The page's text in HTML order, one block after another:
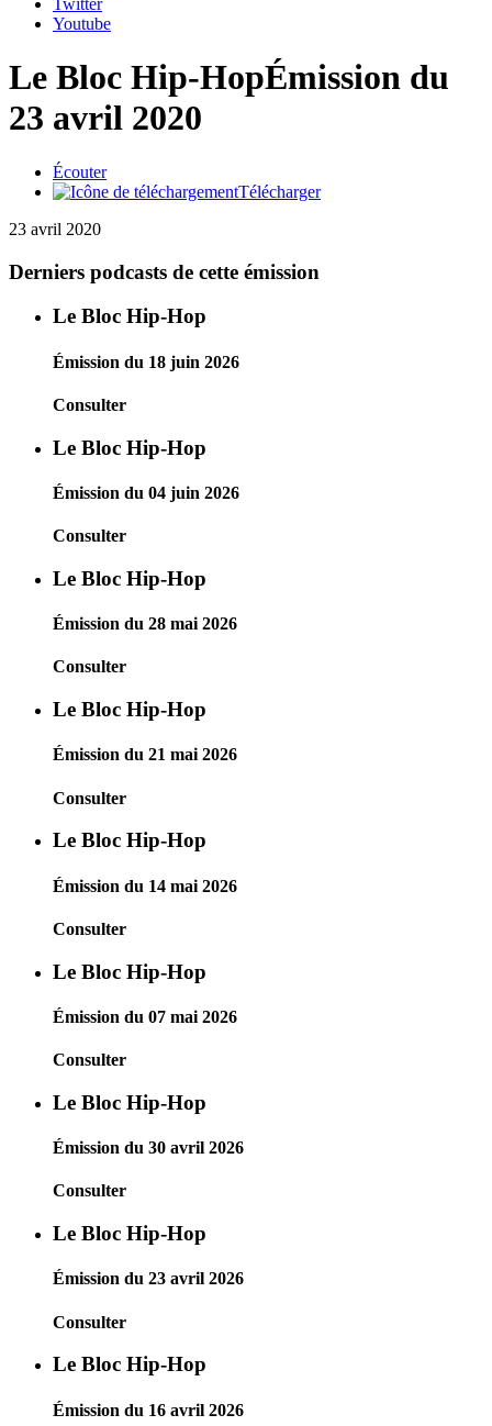
Twitter
Youtube
Le Bloc Hip-HopÉmission du
23 avril 2020
Écouter
Télécharger
23 avril 2020
Derniers podcasts de cette émission
Le Bloc Hip-Hop
Émission du 18 juin 2026
Consulter
Le Bloc Hip-Hop
Émission du 04 juin 2026
Consulter
Le Bloc Hip-Hop
Émission du 28 mai 2026
Consulter
Le Bloc Hip-Hop
Émission du 21 mai 2026
Consulter
Le Bloc Hip-Hop
Émission du 14 mai 2026
Consulter
Le Bloc Hip-Hop
Émission du 07 mai 2026
Consulter
Le Bloc Hip-Hop
Émission du 30 avril 2026
Consulter
Le Bloc Hip-Hop
Émission du 23 avril 2026
Consulter
Le Bloc Hip-Hop
Émission du 16 avril 2026